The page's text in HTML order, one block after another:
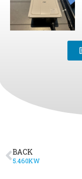
BACK
5.460KW